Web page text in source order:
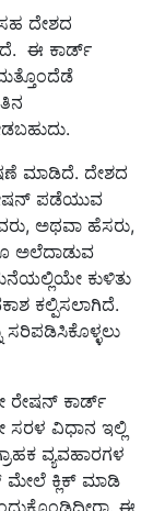
ದೇಶದ
ಈ ಕಾರ್ಡ್
ಮಾಡಿದೆ. ದೇಶದ
ಪಡೆಯುವ
ಅಥವಾ ಹೆಸರು,
ಅಲೆದಾಡುವ
ಕುಳಿತು
ಕಲ್ಪಿಸಲಾಗಿದೆ.
ಸರಿಪಡಿಸಿಕೊಳ್ಳಲು
ರೇಷನ್ ಕಾರ್ಡ್
ಸರಳ ವಿಧಾನ ಇಲ್ಲಿ
ವ್ಯವಹಾರಗಳ
ಮೇಲೆ ಕ್ಲಿಕ್ ಮಾಡಿ
ಈ